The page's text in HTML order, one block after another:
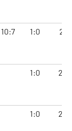
10:7 1:0 2:1
1:0 2:0
1:0 2:0